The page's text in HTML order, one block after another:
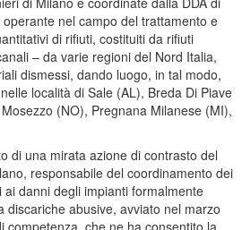
nel campo del trattamento e
di rifiuti, costituiti da rifiuti
– da varie regioni del Nord Italia,
dismessi, dando luogo, in tal modo,
località di Sale (AL), Breda Di Piave
(NO), Pregnana Milanese (MI),
di una mirata azione di contrasto del
responsabile del coordinamento dei
danni degli impianti formalmente
abusive, avviato nel marzo
che ne ha consentito la